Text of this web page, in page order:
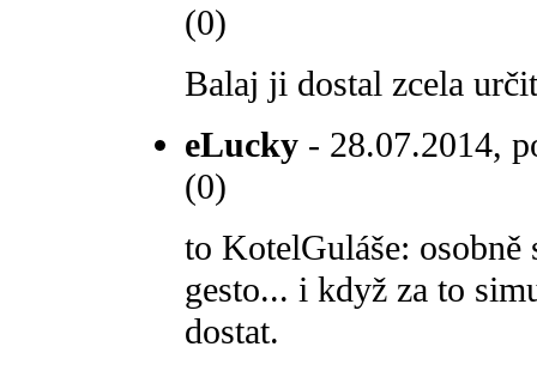
(0)
Balaj ji dostal zcela
eLucky - 28.07.2014,
(0)
to KotelGuláše: osobně
gesto... i když za to
dostat.